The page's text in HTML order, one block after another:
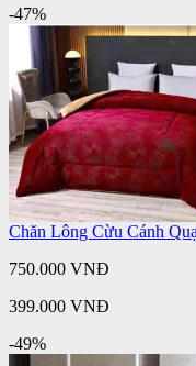
-47%
Chăn Lông Cừu Cánh
750.000 VNĐ
399.000 VNĐ
-49%